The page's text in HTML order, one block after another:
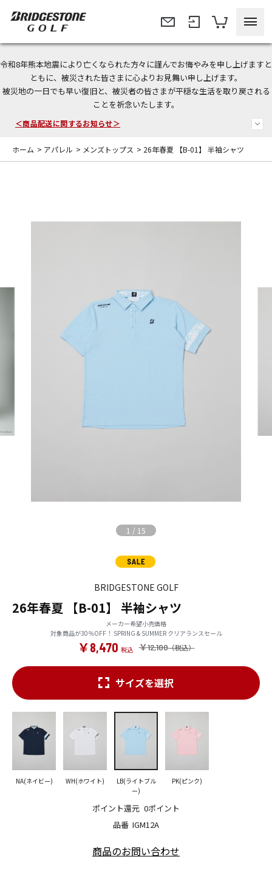
令和8年熊本地震により亡くなられた方々に謹んでお悔やみを申し上げますと
ともに、被災された皆さまに心よりお見舞い申し上げます。
被災地の一日でも早い復旧と、被災者の皆さまが平穏な生活を取り戻される
ことを祈念いたします。
今なら新規会員登録で1,000円OFFクーポンプレゼント！
＜商品配送に関するお知らせ＞
＜夏季休暇中のご注文・発送・お問い合わせ＞
ホーム > アパレル > メンズトップス > 26年春夏 【B-01】 半袖シャツ
1 / 15
BRIDGESTONE GOLF
26年春夏 【B-01】 半袖シャツ
メーカー希望小売価格
対象商品が30％OFF！ SPRING & SUMMER クリアランスセール
￥12,100
￥8,470
品番 IGM12A
ポイント還元 0ポイント
サイズを選択
NA(ネイビー) WH(ホワイト)
LB(ライトブル
ー)
PK(ピンク)
商品のお問い合わせ